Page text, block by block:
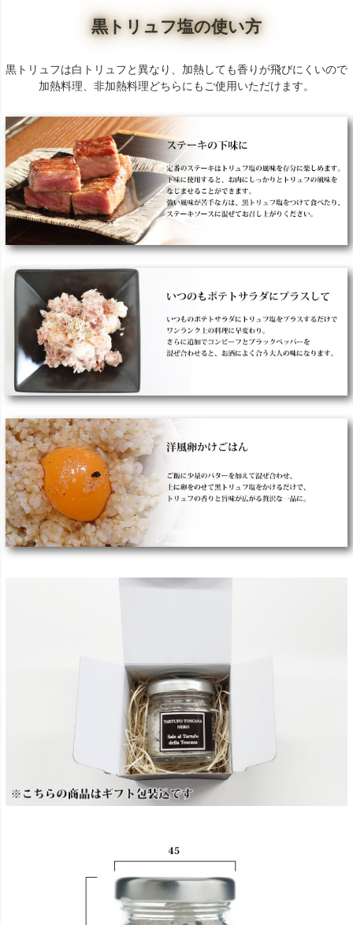
黒トリュフ塩の使い方
黒トリュフは白トリュフと異なり、加熱しても香りが飛びにくいので
加熱料理、非加熱料理どちらにもご使用いただけます。